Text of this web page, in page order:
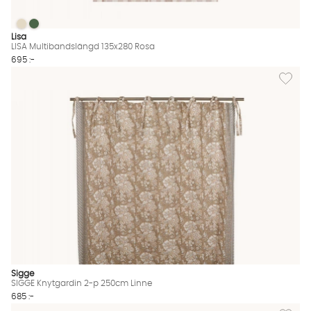
LISA Multibandslängd 135x280 Rosa Finns även i dessa färger:
LISA Multibandslängd 135x280 Rosa
LISA Multibandslängd 135x280 Rosa
Lisa
LISA Multibandslängd 135x280 Rosa
695 :-
Lägg
Sigge
SIGGE Knytgardin 2-p 250cm Linne
685 :-
Lägg